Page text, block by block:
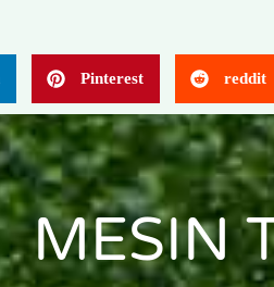
Pinterest reddit
MESIN